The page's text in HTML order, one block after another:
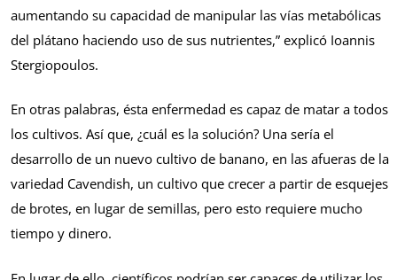
aumentando su capacidad de manipular las vías metabólicas
del plátano haciendo uso de sus nutrientes,” explicó Ioannis
Stergiopoulos.
En otras palabras, ésta enfermedad es capaz de matar a todos
los cultivos. Así que, ¿cuál es la solución? Una sería el
desarrollo de un nuevo cultivo de banano, en las afueras de la
variedad Cavendish, un cultivo que crecer a partir de esquejes
de brotes, en lugar de semillas, pero esto requiere mucho
tiempo y dinero.